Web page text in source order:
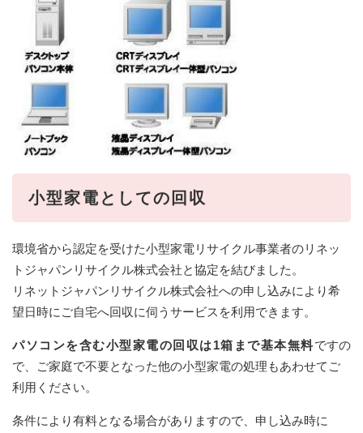
小型家電としての回収
環境省から認定を受けた小型家電リサイクル事業者のリネッ
トジャパンリサイクル株式会社と協定を結びました。
リネットジャパンリサイクル株式会社への申し込みにより希
望日時にご自宅へ回収に伺うサービスを利用できます。
パソコンを含む小型家電の回収は1箱まで基本無料ですの
で、ご家庭で不要となった他の小型家電の処理もあわせてご
利用ください。
条件により有料となる場合がありますので、申し込み時に